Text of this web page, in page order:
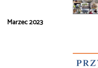
Marzec 2023